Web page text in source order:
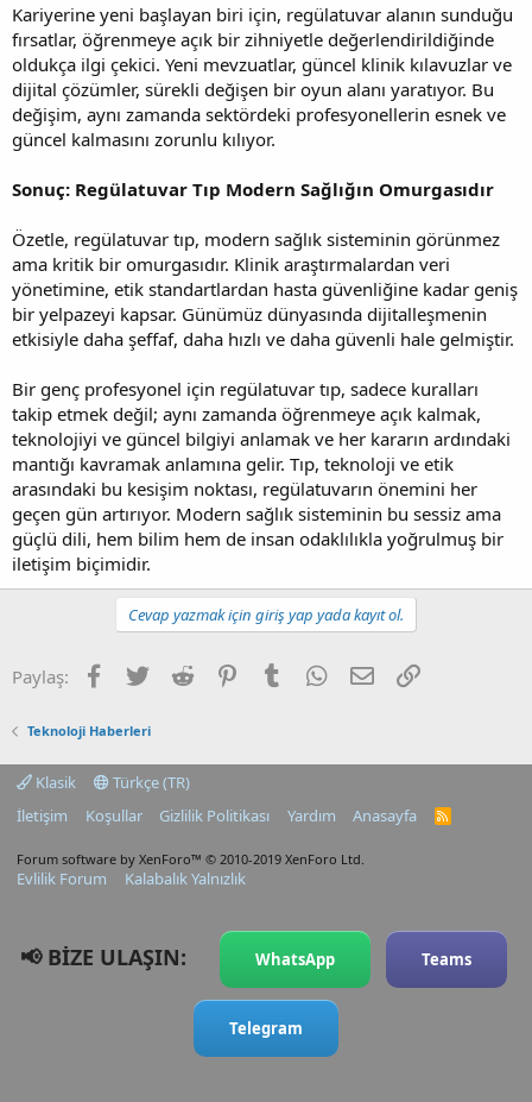
Kariyerine yeni başlayan biri için, regülatuvar alanın sunduğu
fırsatlar, öğrenmeye açık bir zihniyetle değerlendirildiğinde
oldukça ilgi çekici. Yeni mevzuatlar, güncel klinik kılavuzlar ve
dijital çözümler, sürekli değişen bir oyun alanı yaratıyor. Bu
değişim, aynı zamanda sektördeki profesyonellerin esnek ve
güncel kalmasını zorunlu kılıyor.
Sonuç: Regülatuvar Tıp Modern Sağlığın Omurgasıdır
Özetle, regülatuvar tıp, modern sağlık sisteminin görünmez
ama kritik bir omurgasıdır. Klinik araştırmalardan veri
yönetimine, etik standartlardan hasta güvenliğine kadar geniş
bir yelpazeyi kapsar. Günümüz dünyasında dijitalleşmenin
etkisiyle daha şeffaf, daha hızlı ve daha güvenli hale gelmiştir.
Bir genç profesyonel için regülatuvar tıp, sadece kuralları
takip etmek değil; aynı zamanda öğrenmeye açık kalmak,
teknolojiyi ve güncel bilgiyi anlamak ve her kararın ardındaki
mantığı kavramak anlamına gelir. Tıp, teknoloji ve etik
arasındaki bu kesişim noktası, regülatuvarın önemini her
geçen gün artırıyor. Modern sağlık sisteminin bu sessiz ama
güçlü dili, hem bilim hem de insan odaklılıkla yoğrulmuş bir
iletişim biçimidir.
Cevap yazmak için giriş yap yada kayıt ol.
Paylaş: Facebook
TwitterReddit PinterestTumblrWhatsApp
E-postaLink
Teknoloji Haberleri
Klasik
Türkçe (TR)
İletişim
Koşullar Gizlilik Politikası Yardım Anasayfa
R
Forum software by XenForo™ © 2010-2019 XenForo Ltd.
Evlilik Forum Kalabalık Yalnızlık
📢 BİZE ULAŞIN: WhatsApp Teams
Telegram